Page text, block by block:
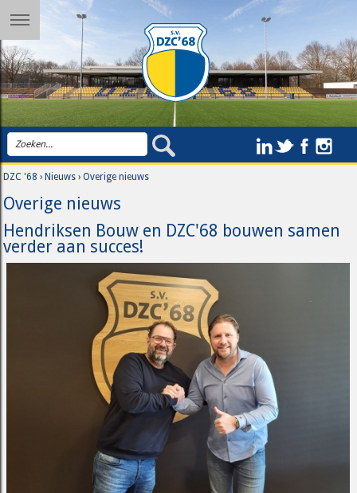
DZC '68 ›Nieuws ›Overige nieuws
Overige nieuws
Hendriksen Bouw en DZC'68 bouwen samen
verder aan succes!